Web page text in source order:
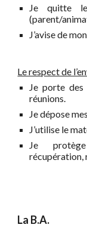
Je quitte
(parent/
J’avise de
Le respect de
Je porte
réunions.
Je dépose
J’utilise le
Je
récupération,
La B.A.